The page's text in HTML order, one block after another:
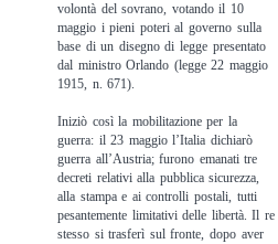
volontà del sovrano, votando il 10
maggio i pieni poteri al governo sulla
base di un disegno di legge presentato
dal ministro Orlando (legge 22 maggio
1915, n. 671).
Iniziò così la mobilitazione per la
guerra: il 23 maggio l’Italia dichiarò
guerra all’Austria; furono emanati tre
decreti relativi alla pubblica sicurezza,
alla stampa e ai controlli postali, tutti
pesantemente limitativi delle libertà. Il re
stesso si trasferì sul fronte, dopo aver